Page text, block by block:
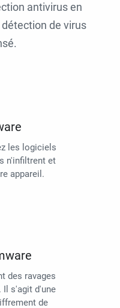
antivirus en
de virus
les logiciels
n'infiltrent et
appareil.
des ravages
Il s'agit d'une
de